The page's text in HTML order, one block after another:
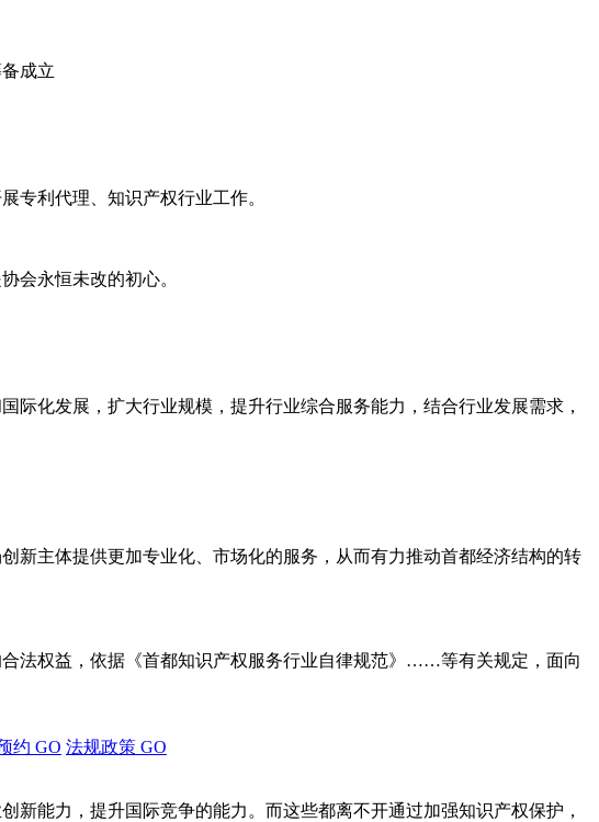
成立
专利代理、知识产权行业工作。
会永恒未改的初心。
化发展，扩大行业规模，提升行业综合服务能力，结合行业发展需求，
新主体提供更加专业化、市场化的服务，从而有力推动首都经济结构的转
法权益，依据《首都知识产权服务行业自律规范》……等有关规定，面向
约 GO 法规政策 GO
能力，提升国际竞争的能力。而这些都离不开通过加强知识产权保护，